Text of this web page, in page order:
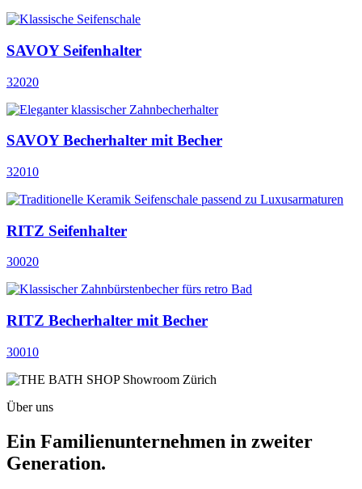
SAVOY Seifenhalter
32020
SAVOY Becherhalter mit Becher
32010
RITZ Seifenhalter
30020
RITZ Becherhalter mit Becher
30010
Über uns
Ein Familienunternehmen in zweiter
Generation.